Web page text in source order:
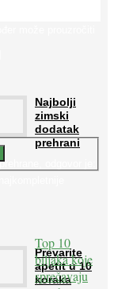
Najbolji
zimski
dodatak
prehrani
odgovor je:
Prevarite
apetit u 10
koraka
Top 10
biljaka koje
sprečavaju